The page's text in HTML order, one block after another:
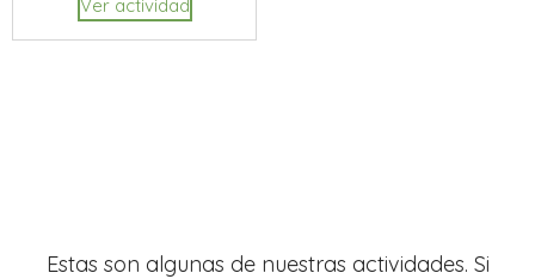
Ver actividad
Estas son algunas de nuestras actividades. Si